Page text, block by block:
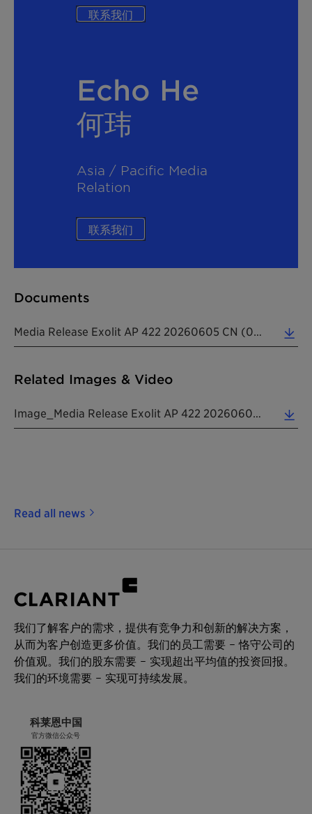
联系我们
Echo He
何玮
Asia / Pacific Media
Relation
联系我们
Documents
Media Release Exolit AP 422 20260605 CN (0.35 MB)
Related Images & Video
Image_Media Release Exolit AP 422 20260605 CN (1.45 MB)
Read all news
我们了解客户的需求，提供有竞争力和创新的解决方案，
从而为客户创造更多价值。我们的员工需要 – 恪守公司的
价值观。我们的股东需要 – 实现超出平均值的投资回报。
我们的环境需要 – 实现可持续发展。
科莱恩中国
官方微信公众号